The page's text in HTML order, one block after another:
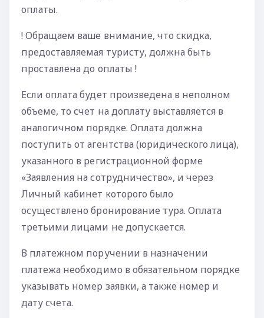
оплаты.
! Обращаем ваше внимание, что скидка,
предоставляемая туристу, должна быть
проставлена до оплаты !
Если оплата будет произведена в неполном
объеме, то счет на доплату выставляется в
аналогичном порядке. Оплата должна
поступить от агентства (юридического лица),
указанного в регистрационной форме
«Заявления на сотрудничество», и через
Личный кабинет которого было
осуществлено бронирование тура. Оплата
третьими лицами не допускается.
В платежном поручении в назначении
платежа необходимо в обязательном порядке
указывать номер заявки, а также номер и
дату счета.